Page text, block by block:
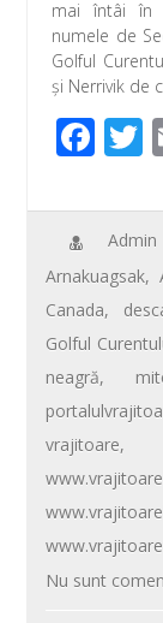
mai întâi în
numele de
Golful
și Nerrivik de
F
e
b
o
o
k
er
Admin
Arnakuagsak,
Canada,
Golful
neagră,
vrajitoare
Nu sunt